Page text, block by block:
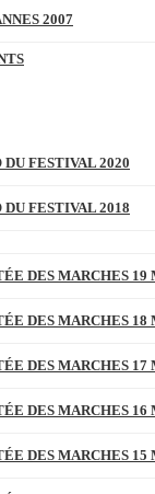
2007
FESTIVAL 2020
FESTIVAL 2018
DES MARCHES
DES MARCHES
DES MARCHES 17
DES MARCHES
DES MARCHES 15